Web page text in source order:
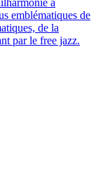
a
emblématiques de
de la
par le free jazz.